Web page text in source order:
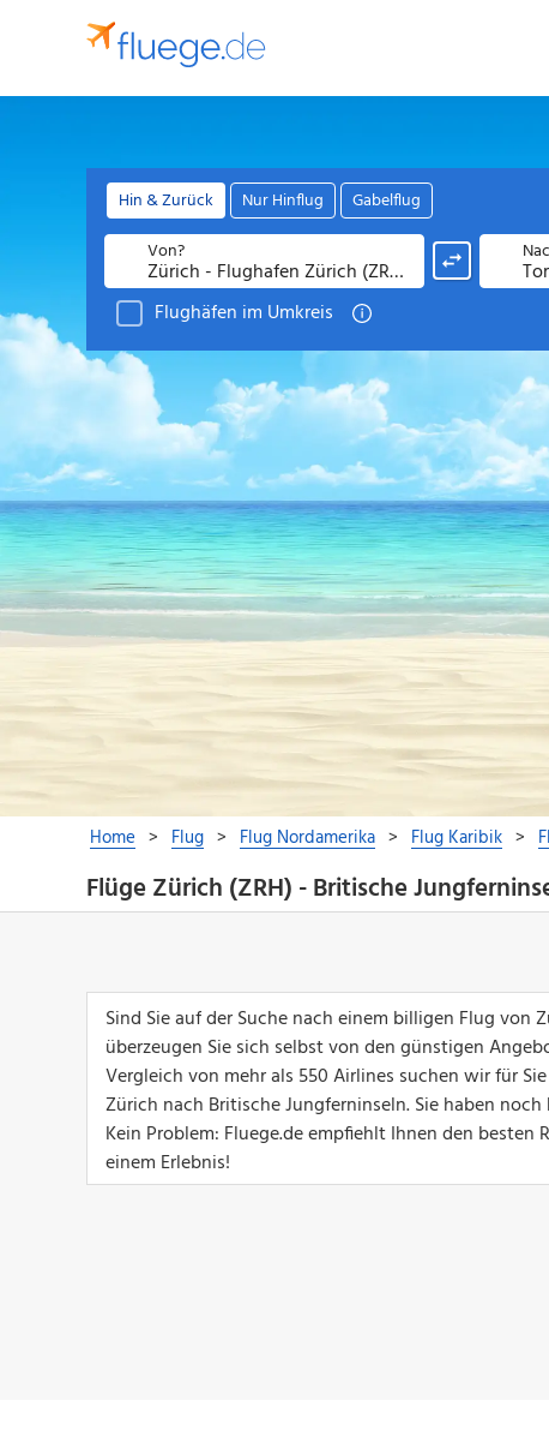
Flüge Zürich (ZRH) - Britische
Sind Sie auf der Suche nach einem billigen Flug von
überzeugen Sie sich selbst von den günstigen
Vergleich von mehr als 550 Airlines suchen wir für
Zürich nach Britische Jungferninseln. Sie haben
Kein Problem: Fluege.de empfiehlt Ihnen den
einem Erlebnis!